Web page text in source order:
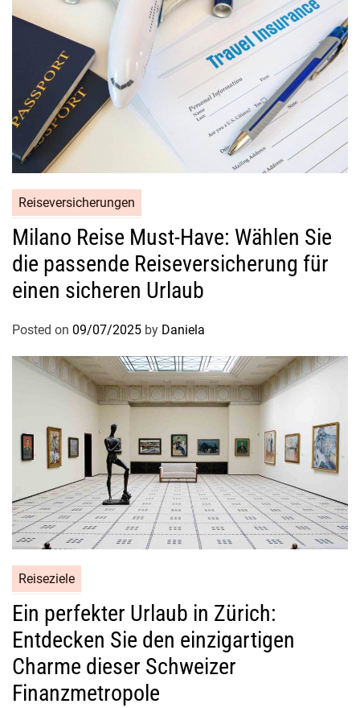
Reiseversicherungen
Milano Reise Must-Have: Wählen Sie
die passende Reiseversicherung für
einen sicheren Urlaub
Posted on 09/07/2025 by Daniela
Reiseziele
Ein perfekter Urlaub in Zürich:
Entdecken Sie den einzigartigen
Charme dieser Schweizer
Finanzmetropole